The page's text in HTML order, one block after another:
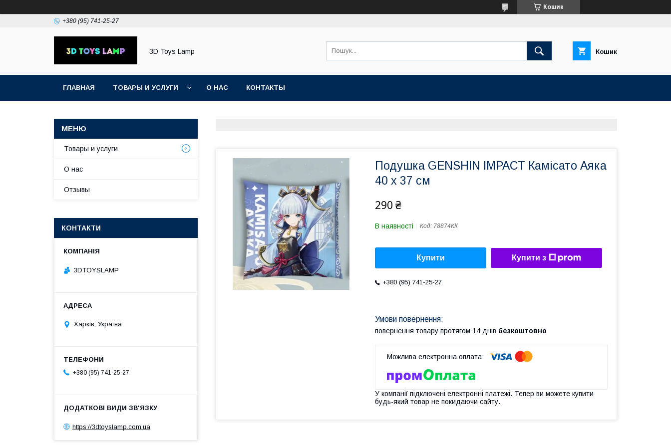
Кошик
+380 (95) 741-25-27
3D Toys Lamp Кошик
ГЛАВНАЯ ТОВАРЫ И УСЛУГИ О НАС КОНТАКТЫ
Подушка GENSHIN IMPACT Камісато Аяка
40 x 37 см
290 ₴
В наявності Код: 78874КК
Купити Купити з
+380 (95) 741-25-27
повернення товару протягом 14 днів безкоштовно
У компанії підключені електронні платежі. Тепер ви можете купити
будь-який товар не покидаючи сайту.
Товары и услуги
О нас
Отзывы
КОНТАКТИ
3DTOYSLAMP
Харків, Україна
+380 (95) 741-25-27
https://3dtoyslamp.com.ua